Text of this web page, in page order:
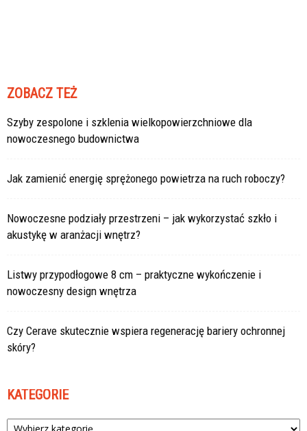
ZOBACZ TEŻ
Szyby zespolone i szklenia wielkopowierzchniowe dla
nowoczesnego budownictwa
Jak zamienić energię sprężonego powietrza na ruch roboczy?
Nowoczesne podziały przestrzeni – jak wykorzystać szkło i
akustykę w aranżacji wnętrz?
Listwy przypodłogowe 8 cm – praktyczne wykończenie i
nowoczesny design wnętrza
Czy Cerave skutecznie wspiera regenerację bariery ochronnej
skóry?
KATEGORIE
Kategorie